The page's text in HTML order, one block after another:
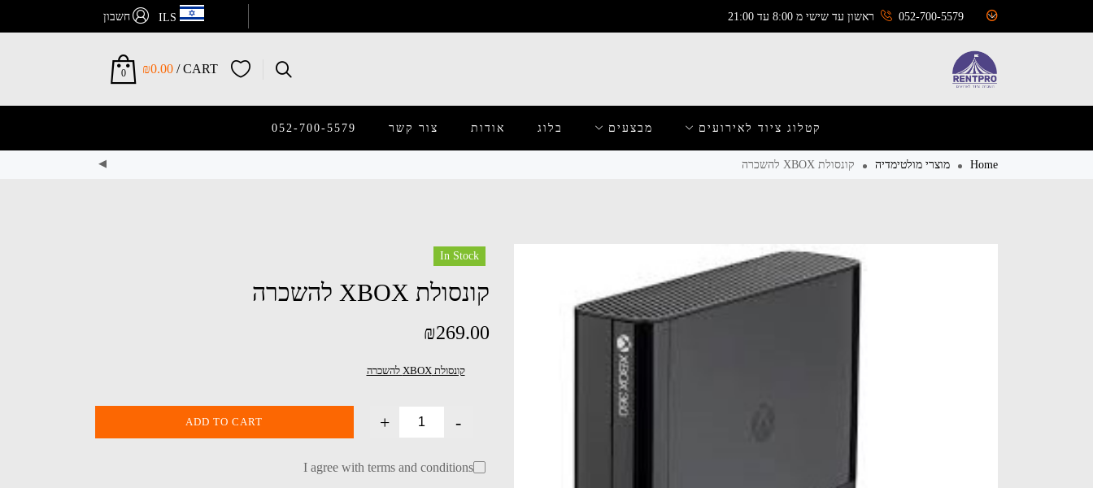
052-700-5579 ראשון עד שישי מ 8:00 עד 21:00 ILS חשבון
0 CART /
₪0.00
קטלוג ציוד לאירועים מבצעים בלוג אודות צור קשר 052-700-5579
Home מוצרי מולטימדיה קונסולת XBOX להשכרה
In Stock
קונסולת XBOX להשכרה
₪269.00
קונסולת XBOX להשכרה
-
+
ADD TO CART
I agree with terms and conditions